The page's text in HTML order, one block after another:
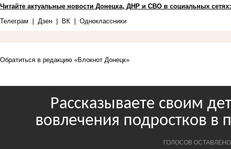
Читайте актуальные новости Донецка, ДНР и СВО в социальных сетях:
Телеграм
Дзен ВК Одноклассники
Обратиться в редакцию «Блокнот Донецк»